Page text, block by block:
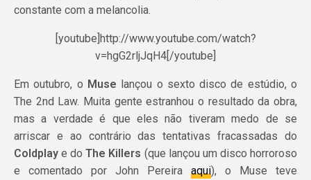
constante com a melancolia.
[youtube]http://www.youtube.com/watch?
v=hgG2rljJqH4[/youtube]
Em outubro, o Muse lançou o sexto disco de estúdio, o
The 2nd Law. Muita gente estranhou o resultado da obra,
mas a verdade é que eles não tiveram medo de se
arriscar e ao contrário das tentativas fracassadas do
Coldplay e doThe Killers (que lançou um disco horroroso
e comentado por John Pereira aqui), o Muse teve